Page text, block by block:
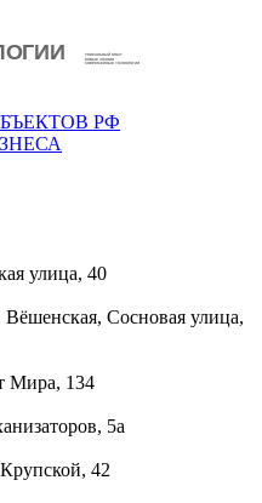
РФ
улица, 40
Вёшенская, Сосновая улица,
Мира, 134
5а
42